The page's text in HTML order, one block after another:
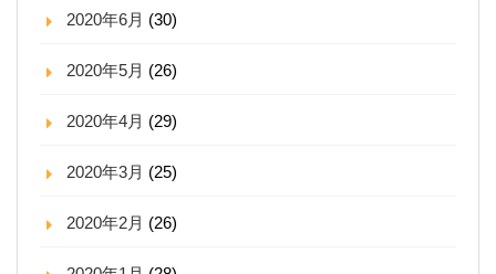
2020年6月 (30)
2020年5月 (26)
2020年4月 (29)
2020年3月 (25)
2020年2月 (26)